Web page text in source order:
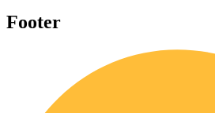
Footer